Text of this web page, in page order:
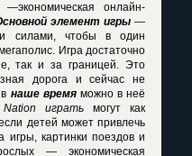
онлайн-
элемент игры —
силами, чтобы в один
Игра достаточно
так и за границей. Это
дорога и сейчас не
наше времяможно в неё
играть могут как
детей может привлечь
игры, картинки поездов и
— экономическая